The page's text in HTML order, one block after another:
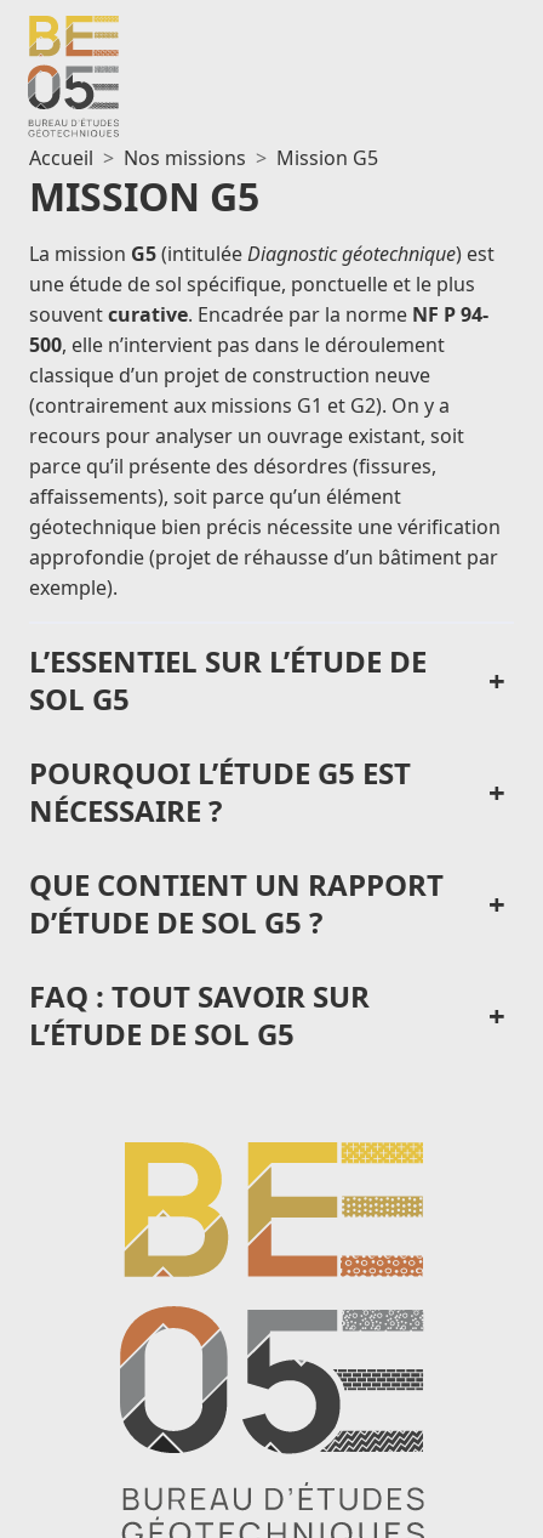
Aller
au
contenu
Accueil Nos missions Mission G5
MISSION G5
La mission G5(intituléeDiagnostic géotechnique) est
une étude de sol spécifique, ponctuelle et le plus
souventcurative. Encadrée par la norme NF P 94-
500, elle n’intervient pas dans le déroulement
classique d’un projet de construction neuve
(contrairement aux missions G1 et G2). On y a
recours pour analyser un ouvrage existant, soit
parce qu’il présente des désordres (fissures,
affaissements), soit parce qu’un élément
géotechnique bien précis nécessite une vérification
approfondie (projet de réhausse d’un bâtiment par
exemple).
L’ESSENTIEL SUR L’ÉTUDE DE
SOL G5
+
POURQUOI L’ÉTUDE G5 EST
NÉCESSAIRE ?
+
QUE CONTIENT UN RAPPORT
D’ÉTUDE DE SOL G5 ?
+
FAQ : TOUT SAVOIR SUR
L’ÉTUDE DE SOL G5
+